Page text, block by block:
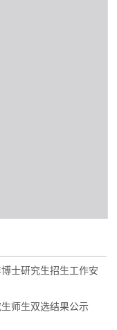
士研究生招生工作安
师生双选结果公示